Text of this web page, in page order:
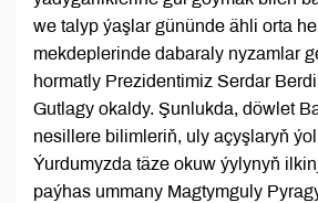
we talyp ýaşlar gününde ähli orta
mekdeplerinde dabaraly nyzamlar
hormatly Prezidentimiz Serdar
Gutlagy okaldy. Şunlukda, döwlet
nesillere bilimleriň, uly açyşlaryň
Ýurdumyzda täze okuw ýylynyň
paýhas ummany Magtymguly